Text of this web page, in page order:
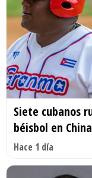
Siete cubanos
béisbol en China
Hace 1 día